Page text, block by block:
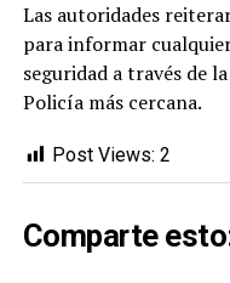
Las autoridades
para informar
seguridad a través de
Policía más cercana.
Post Views: 2
Comparte